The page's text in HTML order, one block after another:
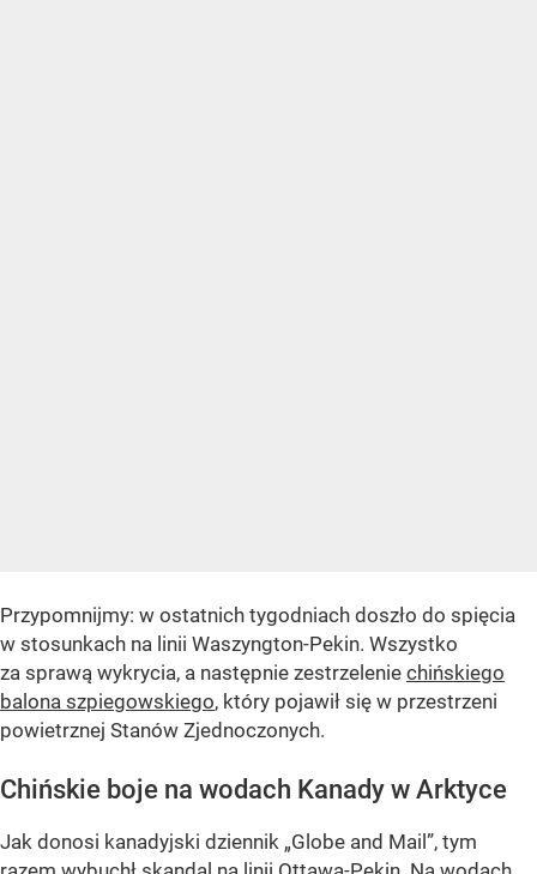
Przypomnijmy: w ostatnich tygodniach doszło do spięcia
w stosunkach na linii Waszyngton-Pekin. Wszystko
za sprawą wykrycia, a następnie zestrzelenie chińskiego
balona szpiegowskiego, który pojawił się w przestrzeni
powietrznej Stanów Zjednoczonych.
Chińskie boje na wodach Kanady w Arktyce
Jak donosi kanadyjski dziennik „Globe and Mail”, tym